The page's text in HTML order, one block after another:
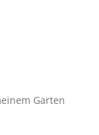
Garten